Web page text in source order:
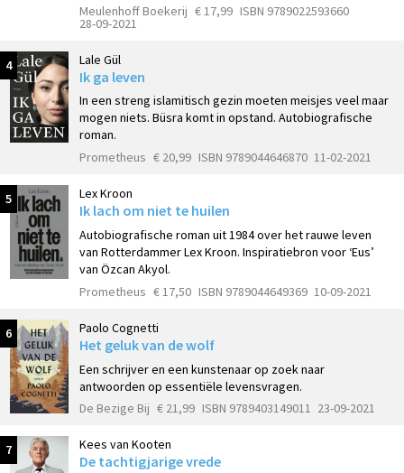
Meulenhoff Boekerij € 17,99 ISBN 9789022593660
28-09-2021
4 Lale Gül
Ik ga leven
In een streng islamitisch gezin moeten meisjes veel maar
mogen niets. Büsra komt in opstand. Autobiografische
roman.
Prometheus € 20,99 ISBN 9789044646870 11-02-2021
5 Lex Kroon
Ik lach om niet te huilen
Autobiografische roman uit 1984 over het rauwe leven
van Rotterdammer Lex Kroon. Inspiratiebron voor ‘Eus’
van Özcan Akyol.
Prometheus € 17,50 ISBN 9789044649369 10-09-2021
6 Paolo Cognetti
Het geluk van de wolf
Een schrijver en een kunstenaar op zoek naar
antwoorden op essentiële levensvragen.
De Bezige Bij € 21,99 ISBN 9789403149011 23-09-2021
7 Kees van Kooten
De tachtigjarige vrede